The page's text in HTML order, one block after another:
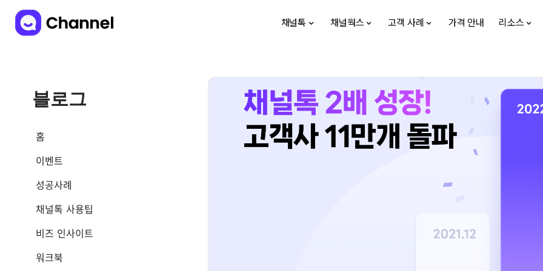
채널톡 채널웍스 고객 사례 가격 안내 리소스
블로그
홈
이벤트
성공사례
채널톡 사용팁
비즈 인사이트
워크북